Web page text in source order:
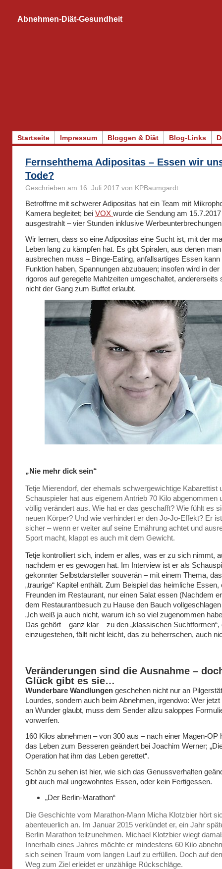
Startseite Impressum Bloggen & Diät Blog-Links
Abnehmen-Diät-Gesundheit
Fernsehthema Adipositas – Essen wir
Tode?
Geschrieben am 16. Juli 2017 von KPBaumgardt
Betroffrne mit schwerer Adipositas hat ein Team mit
Kamera begleitet; bei VOX wurde die Sendung am 15.7.2017
ausgestrahlt – vier Stunden inklusive
Wir lernen, dass so eine Adipositas eine Sucht ist, mit der
Leben lang zu kämpfen hat. Es gibt Spiralen, aus denen
ausbrechen muss – Binge-Eating, anfallsartiges Essen kann
Funktion haben, Spannungen abzubauen; insofen wird in der
rigoros auf geregelte Mahlzeiten umgeschaltet, andererseits
nicht der Gang zum Buffet erlaubt.
„Nie mehr dick sein“
Tetje Mierendorf, der ehemals schwergewichtige Kabarettist
Schauspieler hat aus eigenem Antrieb 70 Kilo abgenommen
völlig verändert aus. Wie hat er das geschafft? Wie fühlt es
neuen Körper? Und wie verhindert er den Jo-Jo-Effekt? Er
sicher – wenn er weiter auf seine Ernährung achtet und
Sport macht, klappt es auch mit dem Gewicht.
Tetje kontrolliert sich, indem er alles, was er zu sich nimmt,
nachdem er es gewogen hat. Im Interview ist er als
gekonnter Selbstdarsteller souverän – mit einem Thema,
„traurige“ Kapitel enthält. Zum Beispiel das heimliche Essen,
Freunden im Restaurant, nur einen Salat essen (Nachdem
dem Restaurantbesuch zu Hause den Bauch
„Ich weiß ja auch nicht, warum ich so viel zugenommen
Das gehört – ganz klar – zu den „klassischen Suchtformen“,
einzugestehen, fällt nicht leicht, das zu beherrschen, auch
Veränderungen sind die Ausnahme –
Glück gibt es sie…
Wunderbare Wandlungen geschehen nicht nur an
Lourdes, sondern auch beim Abnehmen, irgendwo: Wer
an Wunder glaubt, muss dem Sender allzu saloppes
vorwerfen.
160 Kilos abnehmen – von 300 aus – nach einer Magen-OP
das Leben zum Besseren geändert bei Joachim Werner;
Operation hat ihm das Leben gerettet“.
Schön zu sehen ist hier, wie sich das Genussverhalten
gibt auch mal ungewohntes Essen, oder kein Fertigessen.
„Der Berlin-Marathon“
Die Geschichte vom Marathon-Mann Micha Klotzbier hört
abenteuerlich an. Im Januar 2015 verkündet er, ein Jahr
Berlin Marathon teilzunehmen. Michael Klotzbier wiegt
Innerhalb eines Jahres möchte er mindestens 60 Kilo
sich seinen Traum vom langen Lauf zu erfüllen. Doch auf
Weg zum Ziel erleidet er unzählige Rückschläge.